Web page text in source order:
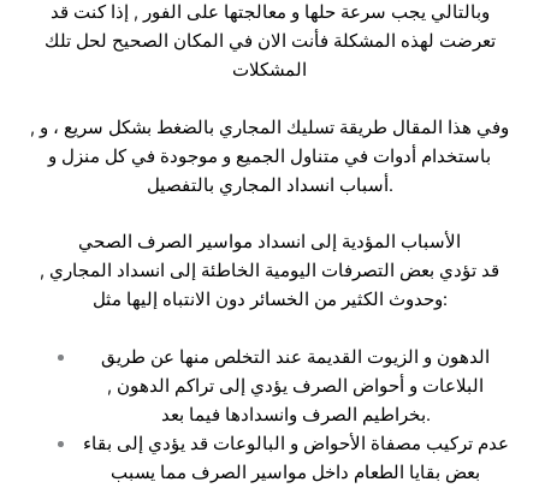
وبالتالي يجب سرعة حلها و معالجتها على الفور , إذا كنت قد
تعرضت لهذه المشكلة فأنت الان في المكان الصحيح لحل تلك
المشكلات
, وفي هذا المقال طريقة تسليك المجاري بالضغط بشكل سريع ، و
باستخدام أدوات في متناول الجميع و موجودة في كل منزل و
أسباب انسداد المجاري بالتفصيل.
الأسباب المؤدية إلى انسداد مواسير الصرف الصحي
قد تؤدي بعض التصرفات اليومية الخاطئة إلى انسداد المجاري ,
وحدوث الكثير من الخسائر دون الانتباه إليها مثل:
الدهون و الزيوت القديمة عند التخلص منها عن طريق
البلاعات و أحواض الصرف يؤدي إلى تراكم الدهون ,
بخراطيم الصرف وانسدادها فيما بعد.
عدم تركيب مصفاة الأحواض و البالوعات قد يؤدي إلى بقاء
بعض بقايا الطعام داخل مواسير الصرف مما يسبب